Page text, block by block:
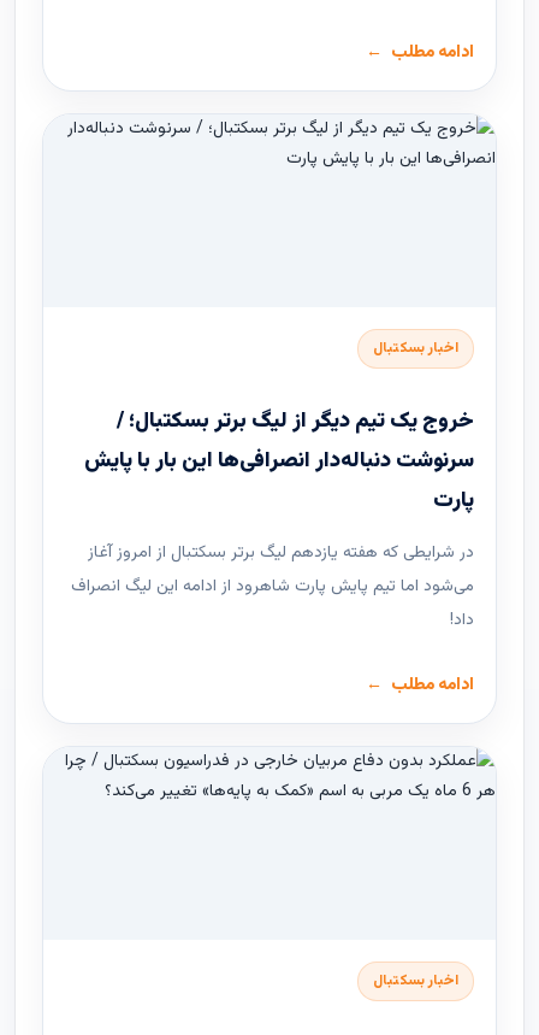
ادامه مطلب
اخبار بسکتبال
خروج یک تیم دیگر از لیگ برتر بسکتبال؛ /
سرنوشت دنباله‌دار انصرافی‌ها این بار با پایش
پارت
در شرایطی که هفته یازدهم لیگ ‌برتر بسکتبال از امروز آغاز
می‌شود اما تیم پایش پارت شاهرود از ادامه این لیگ انصراف
داد!
ادامه مطلب
اخبار بسکتبال